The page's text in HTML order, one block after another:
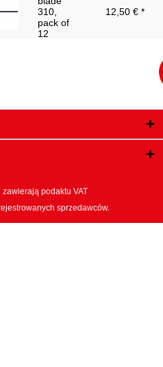
zanurzeniowa zgodnie z DIN 3120
310,
pack of
12
12,50 € *
podaktu VAT
sprzedawców.